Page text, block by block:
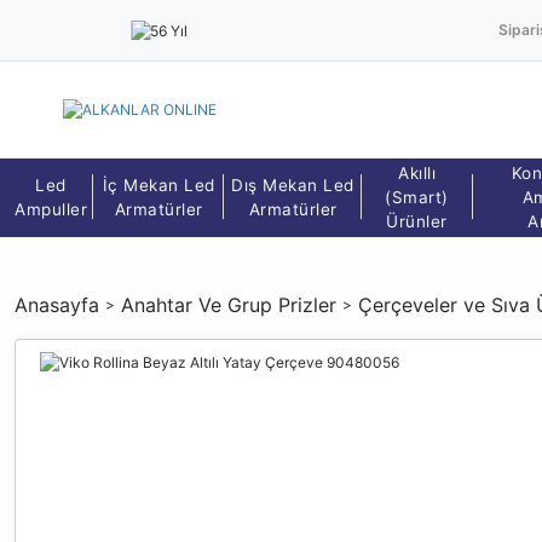
Led
Ampuller
İç Mekan Led
Armatürler
Dış Mekan Led
Armatürler
Akıllı
(Smart)
Ürünler
Anasayfa Anahtar Ve Grup Prizler Çerçeveler ve Sıva